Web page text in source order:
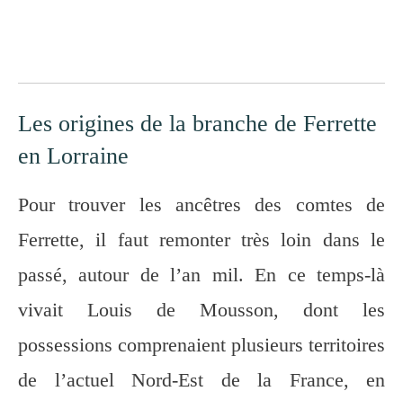
Les origines de la branche de Ferrette
en Lorraine
Pour trouver les ancêtres des comtes de
Ferrette, il faut remonter très loin dans le
passé, autour de l’an mil. En ce temps-là
vivait Louis de Mousson, dont les
possessions comprenaient plusieurs territoires
de l’actuel Nord-Est de la France, en